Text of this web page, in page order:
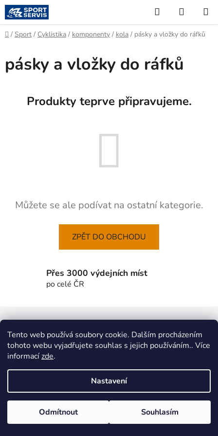
Tento web používá soubory cookie. Dalším procházením
tohoto webu vyjadřujete souhlas s jejich používáním.. Více
informacízde.
Nastavení
Odmítnout Souhlasím
Přejít
na
obsah
Hledat
KOŠÍK
Domů
/ Sport / Cyklistika / komponenty / kola / pásky a vložky do ráfků
pásky a vložky do ráfků
Produkty teprve připravujeme.
Můžete se ale podívat na ostatní kategorie.
ZPĚT DO OBCHODU
Přes 3000 výdejních míst
po celé ČR
Z
á
Centrum environmentální výchovy Stolístek
Vytvořil Shoptet
sportjezek.cz. Všechna práva vyhrazena.